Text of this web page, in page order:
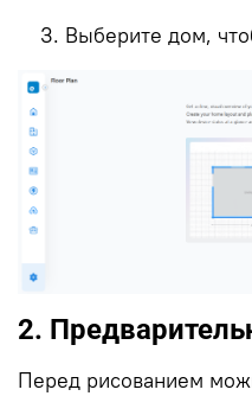
Выберите дом,
2.
Перед рисованием